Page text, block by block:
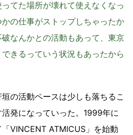
てた場所が壊れて使えなくなっ
の仕事がストップしちゃったか
なんかとの活動もあって、東京
きるっていう状況もあったから
の活動ペースは少しも落ちるこ
発になっていった。1999年に
VINCENT ATMICUS」を始動